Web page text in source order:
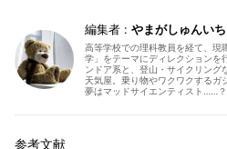
やまがしゅんいち
高等学校での理科教員を経て、現
学」をテーマにディレクションを
ンドア系と、登山・サイクリング
天気屋。乗り物やワクワクするガ
夢はマッドサイエンティスト……？